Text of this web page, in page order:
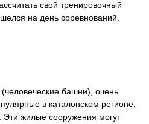
свой тренировочный
на день соревнований.
башни), очень
в каталонском регионе,
Эти жилые сооружения могут